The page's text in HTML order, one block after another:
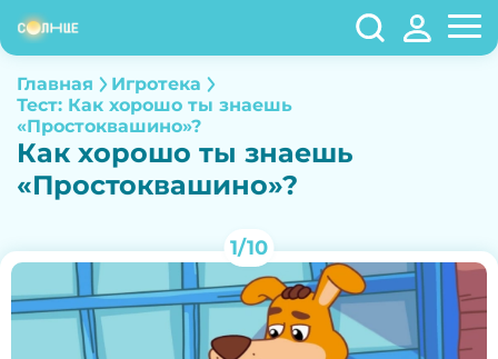
Главная
Игротека
Тест: Как хорошо ты знаешь
«Простоквашино»?
Как хорошо ты знаешь
«Простоквашино»?
1/10